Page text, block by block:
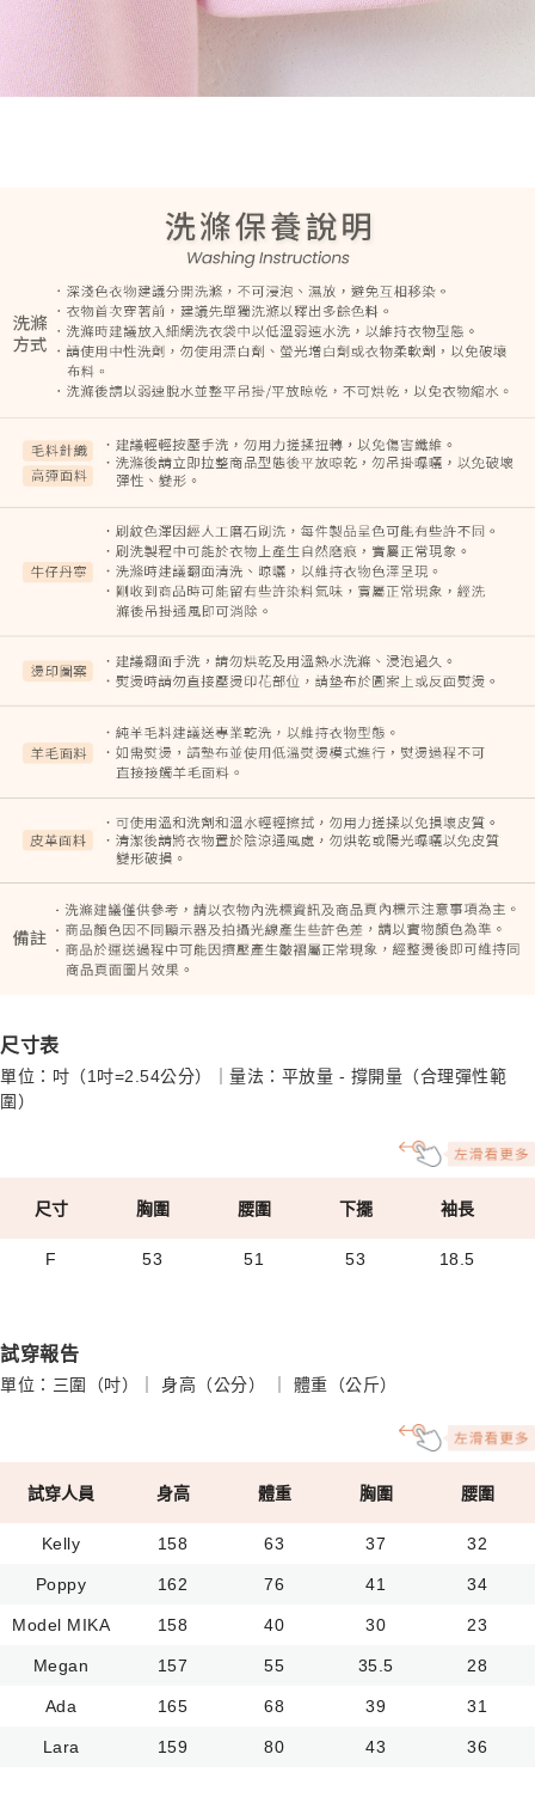
尺寸表
單位：吋（1吋=2.54公分）｜量法：平放量 - 撐開量（合理彈性範
圍）
尺寸 胸圍 腰圍 下擺 袖長
F 53 51 53 18.5
試穿報告
單位：三圍（吋）｜ 身高（公分） ｜ 體重（公斤）
試穿人員 身高 體重 胸圍 腰圍
Kelly 158 63 37 32
Poppy 162 76 41 34
Model MIKA 158 40 30 23
Megan 157 55 35.5 28
Ada 165 68 39 31
Lara 159 80 43 36